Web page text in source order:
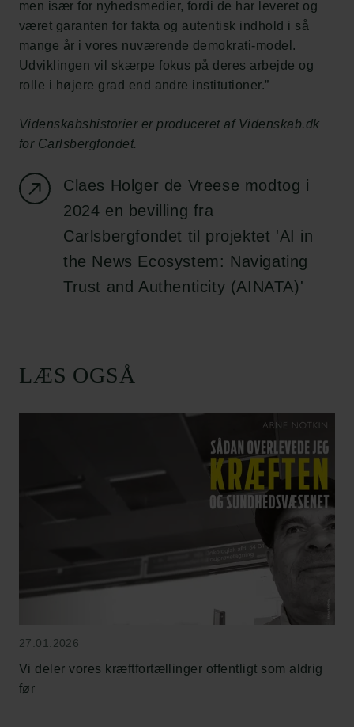
men især for nyhedsmedier, fordi de har leveret og
været garanten for fakta og autentisk indhold i så
mange år i vores nuværende demokrati-model.
Udviklingen vil skærpe fokus på deres arbejde og
rolle i højere grad end andre institutioner.”
Videnskabshistorier er produceret af Videnskab.dk
for Carlsbergfondet.
Claes Holger de Vreese modtog i
2024 en bevilling fra
Carlsbergfondet til projektet 'AI in
the News Ecosystem: Navigating
Trust and Authenticity (AINATA)'
LÆS OGSÅ
27.01.2026
Vi deler vores kræftfortællinger offentligt som aldrig
før